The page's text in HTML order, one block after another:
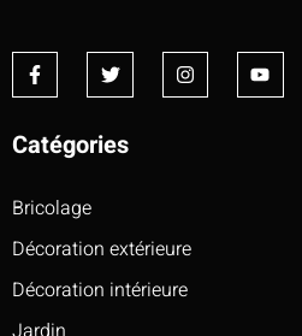
Catégories
Bricolage
Décoration extérieure
Décoration intérieure